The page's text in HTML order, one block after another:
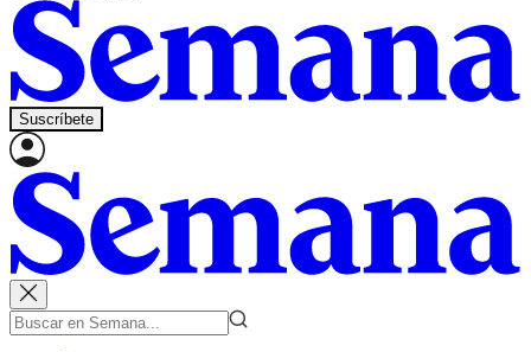
Suscríbete